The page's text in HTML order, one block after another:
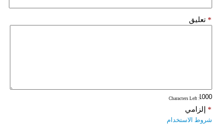
تعليق *
: Characters Left
إلزامي *
شروط الاستخدام